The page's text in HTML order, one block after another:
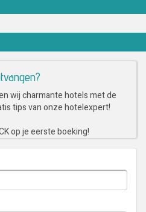
wij charmante hotels met de
tips van onze hotelexpert!
op je eerste boeking!